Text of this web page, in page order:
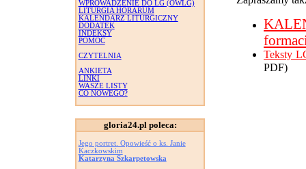
WPROWADZENIE DO LG (OWLG)
LITURGIA HORARUM
KALENDARZ LITURGICZNY
DODATEK
INDEKSY
POMOC
CZYTELNIA
ANKIETA
LINKI
WASZE LISTY
CO NOWEGO?
gloria24.pl poleca:
Jego portret. Opowieść o ks. Janie
Kaczkowskim
Katarzyna Szkarpetowska
Teksty
PDF)